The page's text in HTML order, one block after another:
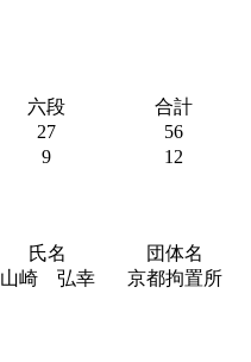
六段
合計
27
56
9 12
氏名
団体名
山崎 弘幸
京都拘置所